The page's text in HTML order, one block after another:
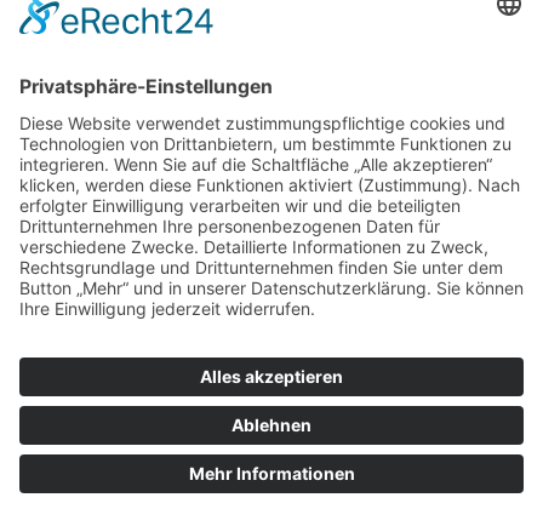
zur Augenarztpraxis
ALLGEMEIN
AUGENÄRZTE
AUGENÄRZTE
AUGENARZT NOTDIENST
© Copyright Mein-Augenarzt.org 2026